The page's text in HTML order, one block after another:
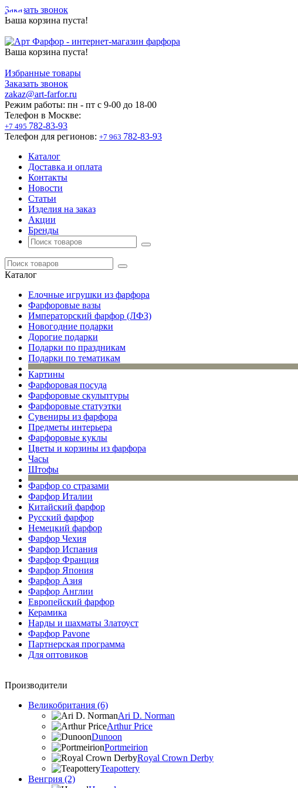
Заказать звонок
Ваша корзина пуста!
Ваша корзина пуста!
Избранные товары
Заказать звонок
zakaz@art-farfor.ru
Режим работы: пн - пт c 9-00 до 18-00
Телефон в Москве:
+7 495 782-83-93
Телефон для регионов: +7 963 782-83-93
Каталог
Доставка и оплата
Контакты
Новости
Статьи
Изделия на заказ
Акции
Бренды
Каталог
Елочные игрушки из фарфора
Фарфоровые вазы
Императорский фарфор (ЛФЗ)
Новогодние подарки
Дорогие подарки
Подарки по праздникам
Подарки по тематикам
Картины
Фарфоровая посуда
Фарфоровые скульптуры
Фарфоровые статуэтки
Сувениры из фарфора
Предметы интерьера
Фарфоровые куклы
Цветы и корзины из фарфора
Часы
Штофы
Фарфор со стразами
Фарфор Италии
Китайский фарфор
Русский фарфор
Немецкий фарфор
Фарфор Чехия
Фарфор Испания
Фарфор Франция
Фарфор Япония
Фарфор Азия
Фарфор Англии
Европейский фарфор
Керамика
Нарды и шахматы Златоуст
Фарфор Pavone
Партнерская программа
Для оптовиков
Производители
Великобритания (6)
Ari D. Norman
Arthur Price
Dunoon
Portmeirion
Royal Crown Derby
Teapottery
Венгрия (2)